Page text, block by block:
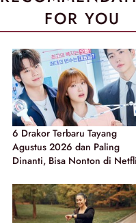
FOR YOU
6 Drakor Terbaru Tayang
Agustus 2026 dan Paling
Dinanti, Bisa Nonton di